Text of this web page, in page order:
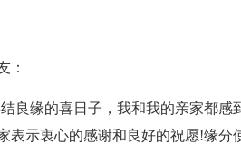
：
良缘的喜日子，我和我的亲家都感
表示衷心的感谢和良好的祝愿!缘分